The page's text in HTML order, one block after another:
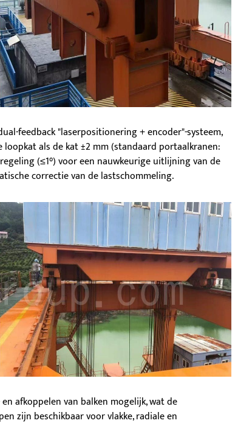
feedback "laserpositionering + encoder"-systeem,
als de kat ±2 mm (standaard portaalkranen:
(≤1°) voor een nauwkeurige uitlijning van de
correctie van de lastschommeling.
afkoppelen van balken mogelijk, wat de
zijn beschikbaar voor vlakke, radiale en